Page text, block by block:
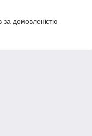
за домовленістю